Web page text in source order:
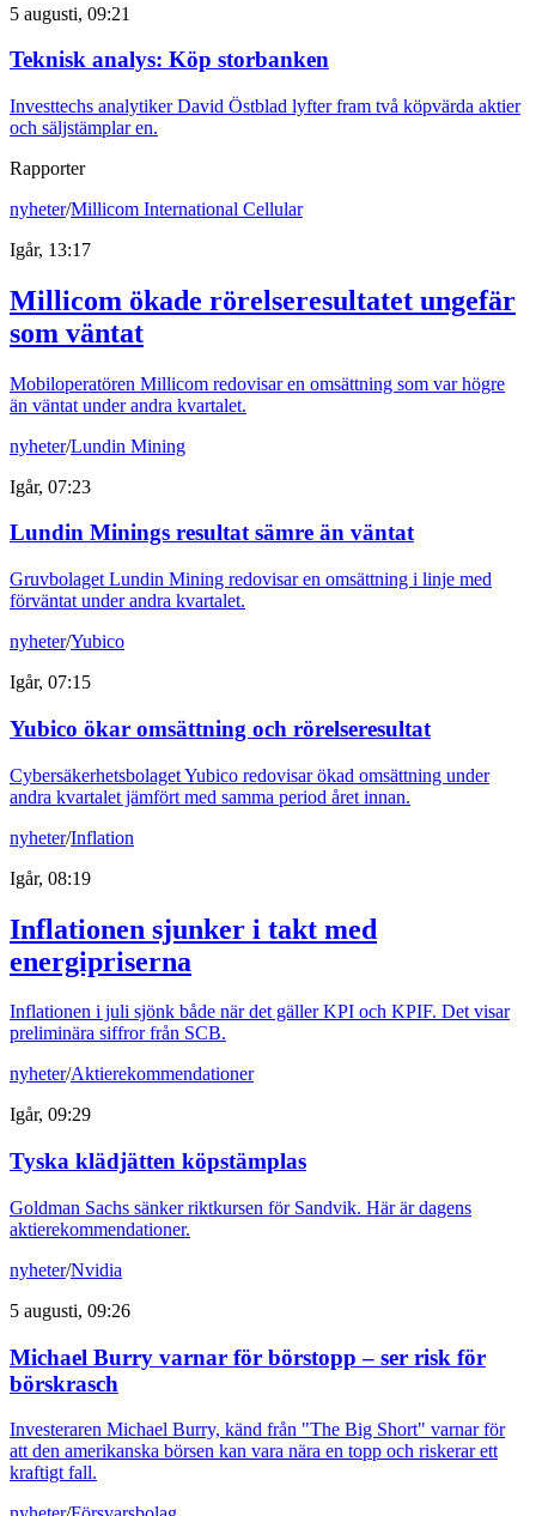
5 augusti, 09:21
Teknisk analys: Köp storbanken
Investtechs analytiker David Östblad lyfter fram två köpvärda aktier
och säljstämplar en.
Rapporter
nyheter/Millicom International Cellular
Igår, 13:17
Millicom ökade rörelseresultatet ungefär
som väntat
Mobiloperatören Millicom redovisar en omsättning som var högre
än väntat under andra kvartalet.
nyheter/Lundin Mining
Igår, 07:23
Lundin Minings resultat sämre än väntat
Gruvbolaget Lundin Mining redovisar en omsättning i linje med
förväntat under andra kvartalet.
nyheter/Yubico
Igår, 07:15
Yubico ökar omsättning och rörelseresultat
Cybersäkerhetsbolaget Yubico redovisar ökad omsättning under
andra kvartalet jämfört med samma period året innan.
nyheter/Inflation
Igår, 08:19
Inflationen sjunker i takt med
energipriserna
Inflationen i juli sjönk både när det gäller KPI och KPIF. Det visar
preliminära siffror från SCB.
nyheter/Aktierekommendationer
Igår, 09:29
Tyska klädjätten köpstämplas
Goldman Sachs sänker riktkursen för Sandvik. Här är dagens
aktierekommendationer.
nyheter/Nvidia
5 augusti, 09:26
Michael Burry varnar för börstopp – ser risk för
börskrasch
Investeraren Michael Burry, känd från "The Big Short" varnar för
att den amerikanska börsen kan vara nära en topp och riskerar ett
kraftigt fall.